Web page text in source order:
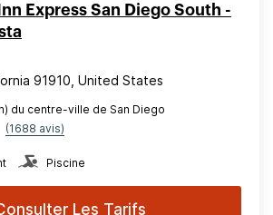
Express San Diego South -
91910, United States
du centre-ville de San Diego
(1688 avis)
Piscine
Les Tarifs